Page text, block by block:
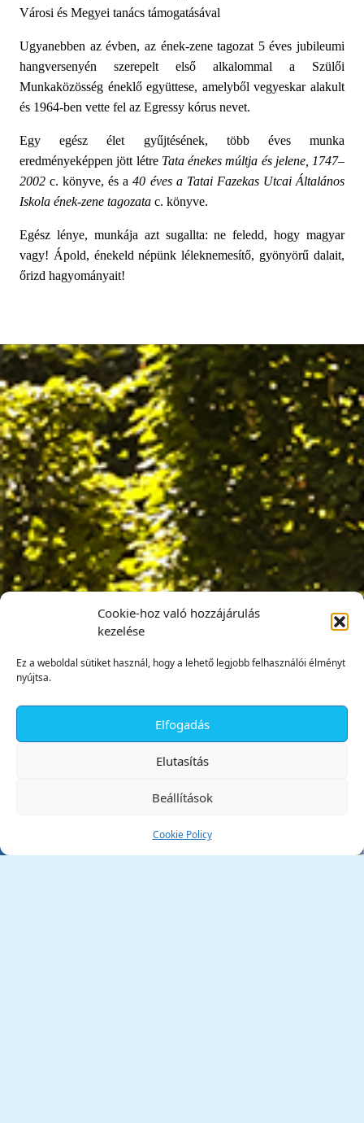
Cookie-hoz való hozzájárulás
kezelése
Ez a weboldal sütiket használ, hogy a lehető legjobb felhasználói élményt
nyújtsa.
Elfogadás
Elutasítás
Beállítások
Cookie Policy
Városi és Megyei tanács támogatásával
Ugyanebben az évben, az ének-zene tagozat 5 éves jubileumi
hangversenyén szerepelt első alkalommal a Szülői
Munkaközösség éneklő együttese, amelyből vegyeskar alakult
és 1964-ben vette fel az Egressy kórus nevet.
Egy egész élet gyűjtésének, több éves munka
eredményeképpen jött létre Tata énekes múltja és jelene, 1747–
2002 c. könyve, és a40 éves a Tatai Fazekas Utcai Általános
Iskola ének-zene tagozata c. könyve.
Egész lénye, munkája azt sugallta: ne feledd, hogy magyar
vagy! Ápold, énekeld népünk léleknemesítő, gyönyörű dalait,
őrizd hagyományait!
Tata Város Önkormányzata
✕